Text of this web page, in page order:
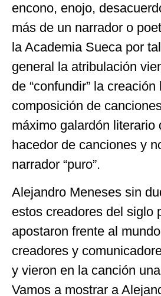
encono, enojo,
más de un narrador o
la Academia Sueca por
general la atribulación
de “confundir” la
composición de
máximo galardón literario
hacedor de canciones y
narrador “puro”.
Alejandro Meneses sin
estos creadores del siglo
apostaron frente al
creadores y
y vieron en la canción
Vamos a mostrar a